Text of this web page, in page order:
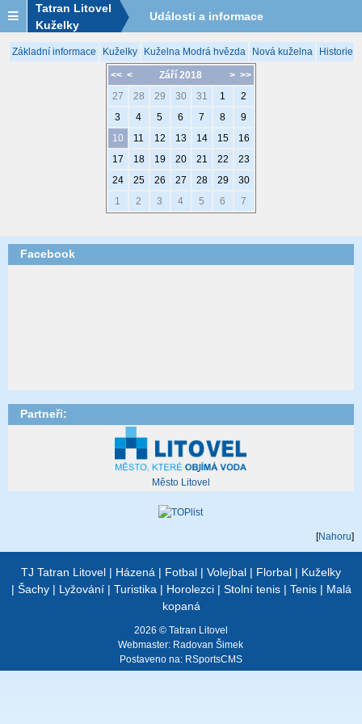
Tatran Litovel
Kuželky
Události a informace
Základní informace Kuželky Kuželna Modrá hvězda Nová kuželna Historie
<< < > >>
Září 2018
27
28 29 30 31 1
2
3
4 5 6 7 8
9
10
11 12 13 14 15
16
17
18 19 20 21 22
23
24
25 26 27 28 29
30
1
2 3 4 5 6 7
Facebook
Partneři:
Město Litovel
[Nahoru]
TJ Tatran Litovel | Házená | Fotbal | Volejbal | Florbal | Kuželky
| Šachy| Lyžování| Turistika | Horolezci| Stolní tenis| Tenis| Malá
kopaná
2026 © Tatran Litovel
Webmaster: Radovan Šimek
Postaveno na: RSportsCMS